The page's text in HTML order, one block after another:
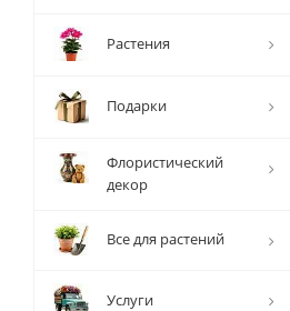
Растения
Подарки
Флористический
декор
Все для растений
Услуги